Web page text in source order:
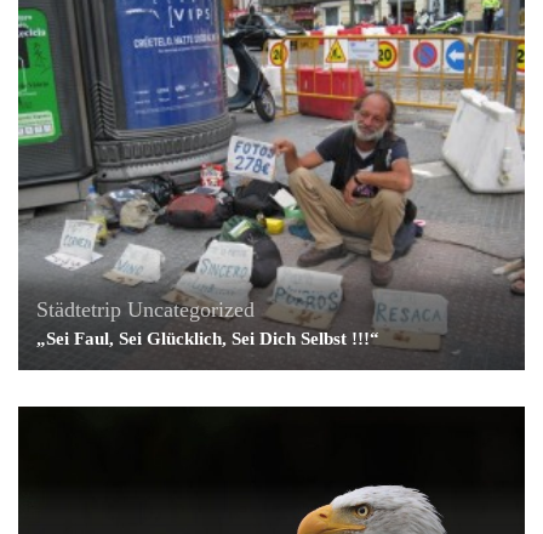
Städtetrip Uncategorized
„Sei Faul, Sei Glücklich, Sei Dich Selbst !!!“